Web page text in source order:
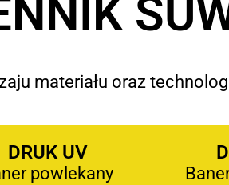
materiału oraz
DRUK UV
powlekany